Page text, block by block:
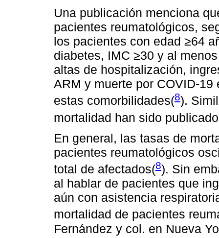
Una publicación menciona
pacientes reumatológicos,
los pacientes con edad ≥64
diabetes, IMC ≥30 y al
altas de hospitalización,
ARM y muerte por COVID-
estas comorbilidades(8).
mortalidad han sido
En general, las tasas de
pacientes reumatológicos
total de afectados(8). Sin
al hablar de pacientes que
aún con asistencia
mortalidad de pacientes
Fernández y col. en Nueva